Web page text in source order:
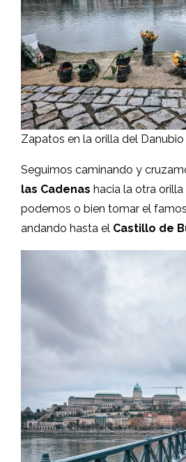
Zapatos en la orilla del Danubio
Seguimos caminando y
las Cadenas hacia la otra orilla
podemos o bien tomar el
andando hasta el Castillo de